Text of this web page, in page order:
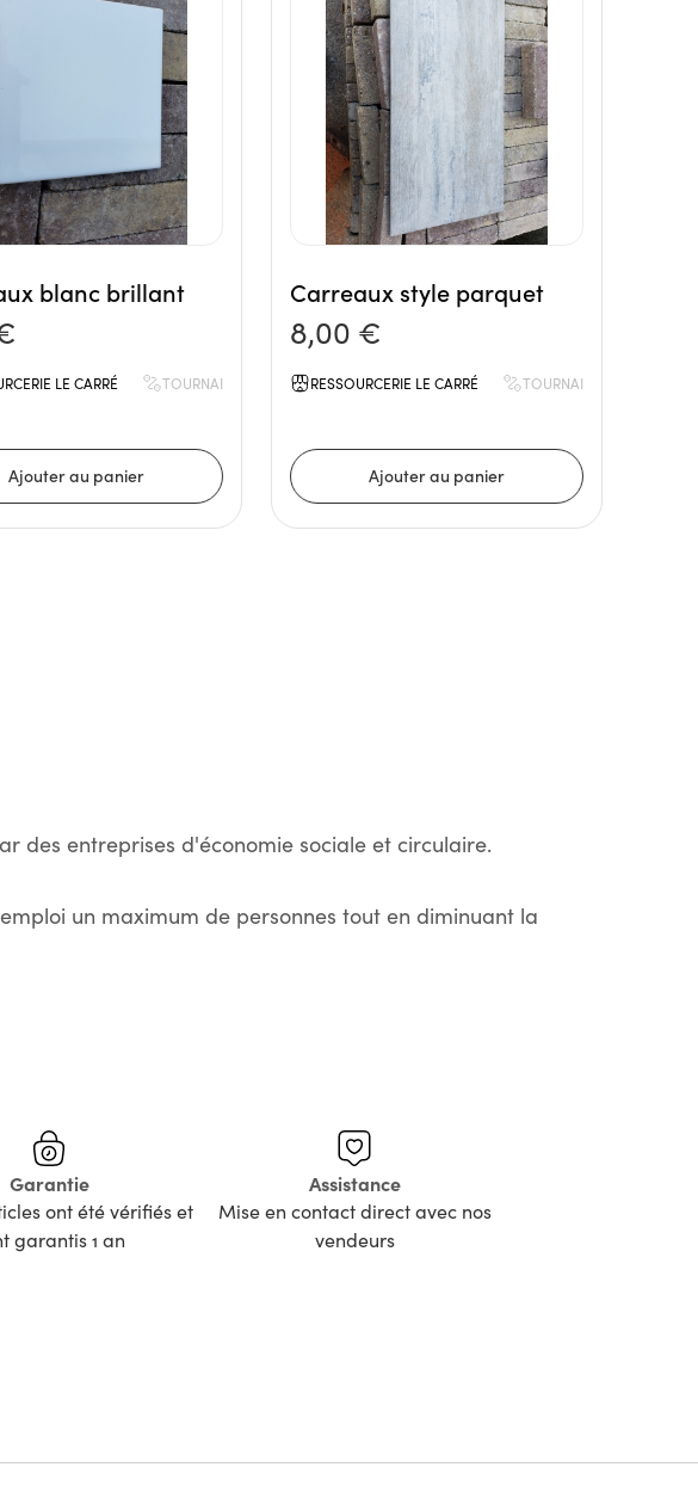
blanc brillant
LE CARRÉ TOURNAI
Carreaux style parquet
8,00 €
RESSOURCERIE LE CARRÉ TOURNAI
des entreprises d'économie sociale et circulaire.
un maximum de personnes tout en diminuant la
Garantie
ont été vérifiés et
garantis 1 an
Assistance
Mise en contact direct avec nos
vendeurs